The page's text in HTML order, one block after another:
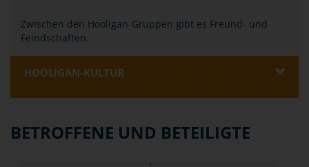
Zwischen den Hooligan-Gruppen gibt es Freund- und
Feindschaften.
HOOLIGAN-KULTUR
BETROFFENE UND BETEILIGTE